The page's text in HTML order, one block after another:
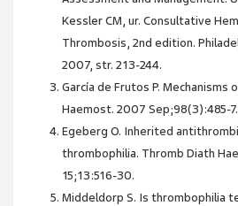
Kessler CM, ur. Consultative
Thrombosis, 2nd edition.
2007, str. 213-244.
García de Frutos P.
Haemost. 2007 Sep;98(3):485-7.
Egeberg O. Inherited
thrombophilia. Thromb Diath
15;13:516-30.
Middeldorp S. Is thrombophilia